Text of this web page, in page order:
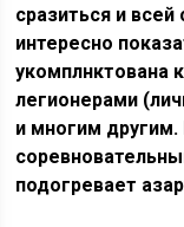
сразиться и
интересно
укомплнктована
легионерами
и многим
подогревает